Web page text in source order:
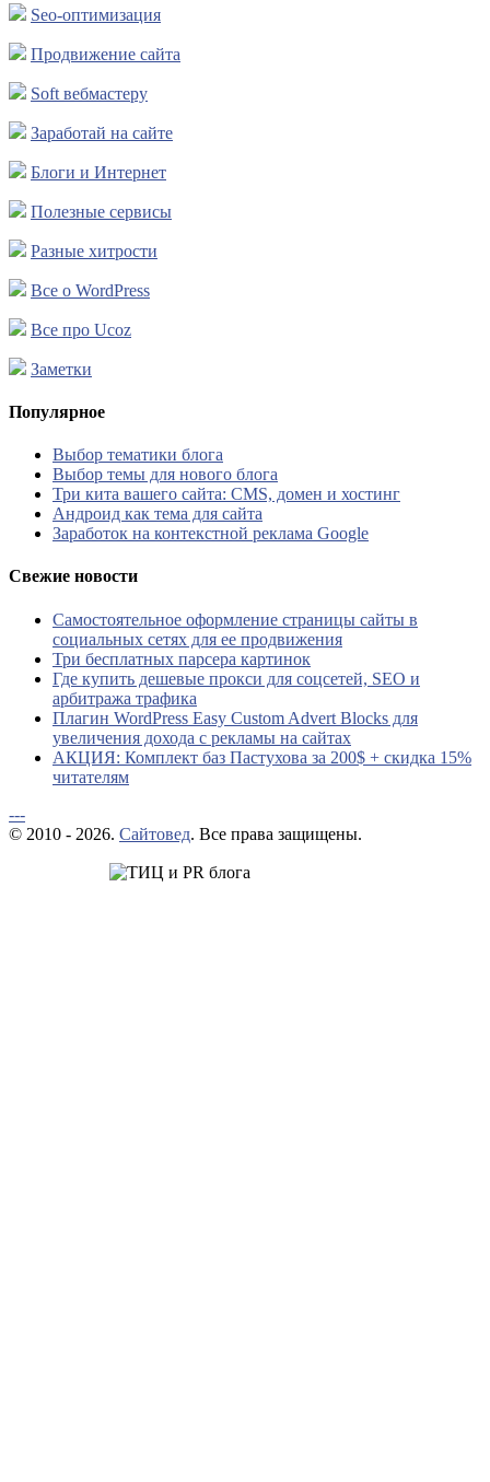
Seo-оптимизация
Продвижение сайта
Soft вебмастеру
Заработай на сайте
Блоги и Интернет
Полезные сервисы
Разные хитрости
Все о WordPress
Все про Ucoz
Заметки
Популярное
Выбор тематики блога
Выбор темы для нового блога
Три кита вашего сайта: CMS, домен и хостинг
Андроид как тема для сайта
Заработок на контекстной реклама Google
Свежие новости
Самостоятельное оформление страницы сайты в
социальных сетях для ее продвижения
Три бесплатных парсера картинок
Где купить дешевые прокси для соцсетей, SEO и
арбитража трафика
Плагин WordPress Easy Custom Advert Blocks для
увеличения дохода с рекламы на сайтах
АКЦИЯ: Комплект баз Пастухова за 200$ + скидка 15%
читателям
---
© 2010 - 2026. Сайтовед. Все права защищены.